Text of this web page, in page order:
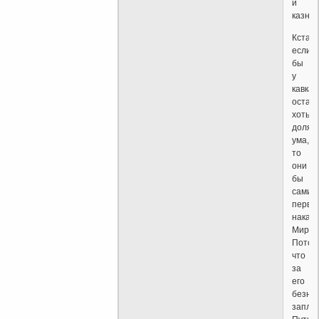
и
если
бы
у
хоть
доля
ума,
то
они
бы
сами
что
за
его